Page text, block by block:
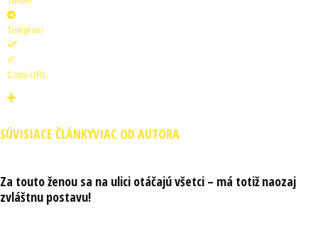
Telegram
Copy URL
SÚVISIACE ČLÁNKYVIAC OD AUTORA
Za touto ženou sa na ulici otáčajú všetci – má totiž naozaj
zvláštnu postavu!